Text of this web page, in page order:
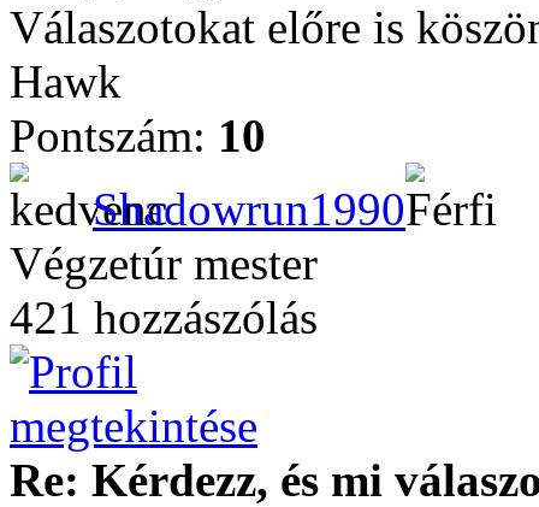
Válaszotokat előre is
Hawk
Pontszám: 10
Shadowrun1990
Végzetúr mester
421 hozzászólás
Re: Kérdezz, és mi